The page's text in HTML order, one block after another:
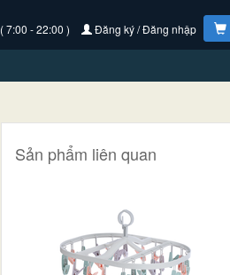
( 7:00 - 22:00 ) Đăng ký / Đăng nhập
Sản phẩm liên quan